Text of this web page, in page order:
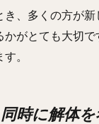
、多くの方が
がとても大切
。
時に解体